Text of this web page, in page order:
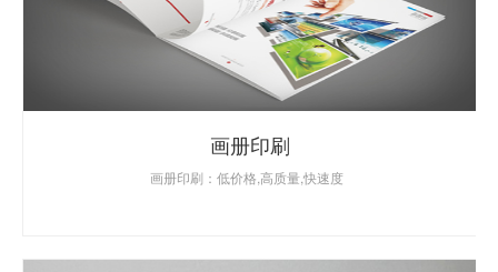
画册印刷
画册印刷：低价格,高质量,快速度